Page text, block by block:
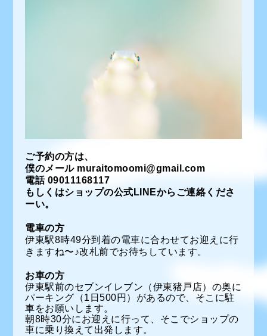
ご予約の方は、
僕のメール muraitomoomi@gmail.com
電話 09011168117
もしくはショップの公式LINEからご連絡くださ
ーい。
電車の方
伊東駅8時49分到着の電車に合わせてお迎えに行
きますね〜♪改札前でお待ちしています。
お車の方
伊東駅前のセブンイレブン（伊東猪戸店）の奥に
パーキング（1日500円）があるので、そこに駐
車をお願いします。
朝8時30分にお迎えに行って、そこでショップの
車に乗り換えて出発します。